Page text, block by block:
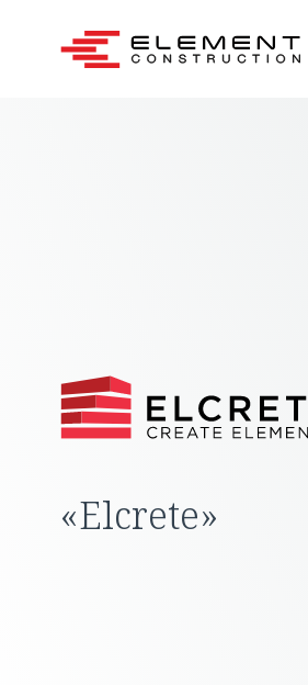
«Elcrete»